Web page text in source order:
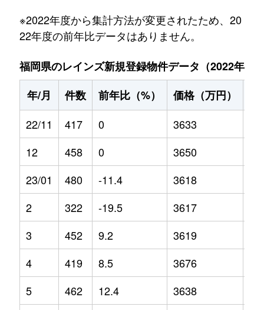
※2022年度から集計方法が変更されたため、20
22年度の前年比データはありません。
福岡県のレインズ新規登録物件データ（2022年11
年/月
件数 前年比（%） 価格（万円）
22/11
417 0 3633
12
458 0 3650
23/01
480 -11.4 3618
2
322 -19.5 3617
3
452 9.2 3619
4
419 8.5 3676
5
462 12.4 3638